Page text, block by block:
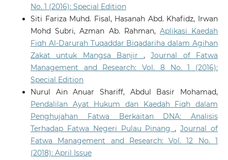
No. 1 (2016): Special Edition
Siti Fariza Muhd. Fisal, Hasanah Abd. Khafidz, Irwan
Mohd Subri, Azman Ab. Rahman, Aplikasi Kaedah
Fiqh Al-Darurah Tuqaddar Biqadariha dalam Agihan
Zakat untuk Mangsa Banjir,Journal of Fatwa
Management and Research: Vol. 8 No. 1 (2016):
Special Edition
Nurul Ain Anuar Shariff, Abdul Basir Mohamad,
Pendalilan Ayat Hukum dan Kaedah Fiqh dalam
Penghujahan Fatwa Berkaitan DNA: Analisis
Terhadap Fatwa Negeri Pulau Pinang,Journal of
Fatwa Management and Research: Vol. 12 No. 1
(2018): April Issue